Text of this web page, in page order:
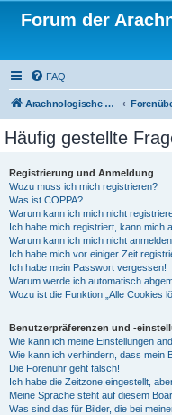
Forum der
FAQ
Arachnologische Gesellschaft e. V.
Häufig gestellte
Registrierung und Anmeldung
Wozu muss ich mich registrieren?
Was ist COPPA?
Warum kann ich mich nicht
Ich habe mich registriert, kann mich
Warum kann ich mich nicht
Ich habe mich vor einiger Zeit
Ich habe mein Passwort vergessen!
Warum werde ich automatisch
Wozu ist die Funktion „Alle Cookies
Benutzerpräferenzen und -
Wie kann ich meine Einstellungen
Wie kann ich verhindern, dass mein
Die Forenuhr geht falsch!
Ich habe die Zeitzone eingestellt,
Meine Sprache steht auf diesem
Was sind das für Bilder, die bei